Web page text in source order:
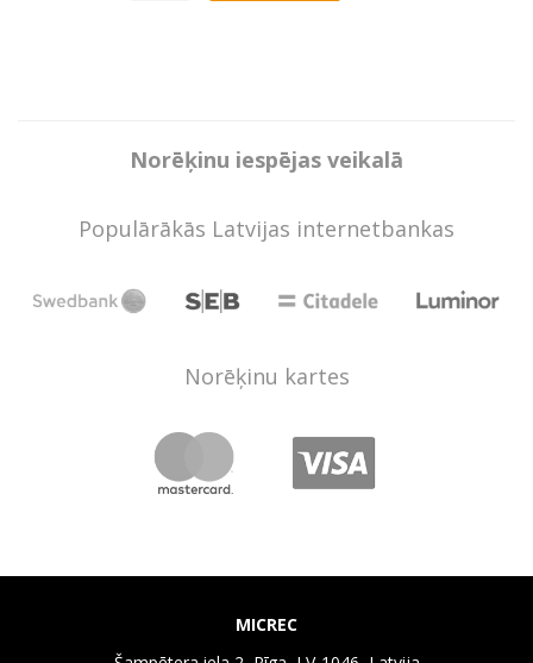
Norēķinu iespējas veikalā
Populārākās Latvijas internetbankas
Norēķinu kartes
MICREC